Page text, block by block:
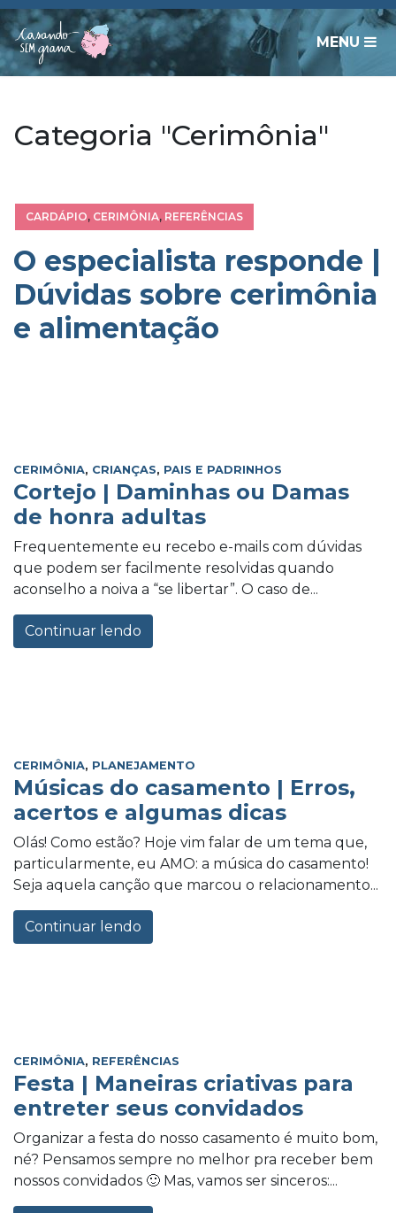
MENU
Categoria "Cerimônia"
CARDÁPIO, CERIMÔNIA, REFERÊNCIAS
O especialista responde |
Dúvidas sobre cerimônia
e alimentação
CERIMÔNIA, CRIANÇAS, PAIS E PADRINHOS
Cortejo | Daminhas ou Damas
de honra adultas
Frequentemente eu recebo e-mails com dúvidas
que podem ser facilmente resolvidas quando
aconselho a noiva a “se libertar”. O caso de...
Continuar lendo
CERIMÔNIA, PLANEJAMENTO
Músicas do casamento | Erros,
acertos e algumas dicas
Olás! Como estão? Hoje vim falar de um tema que,
particularmente, eu AMO: a música do casamento!
Seja aquela canção que marcou o relacionamento...
Continuar lendo
CERIMÔNIA, REFERÊNCIAS
Festa | Maneiras criativas para
entreter seus convidados
Organizar a festa do nosso casamento é muito bom,
né? Pensamos sempre no melhor pra receber bem
nossos convidados 🙂 Mas, vamos ser sinceros:...